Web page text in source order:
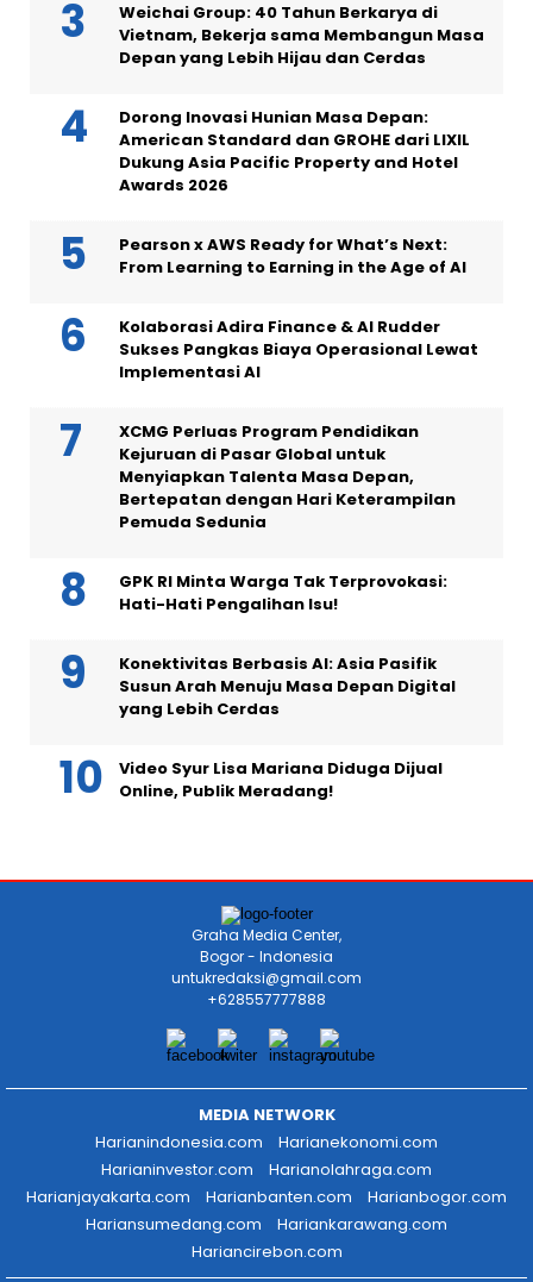
Weichai Group: 40 Tahun Berkarya di
Vietnam, Bekerja sama Membangun Masa
Depan yang Lebih Hijau dan Cerdas
Dorong Inovasi Hunian Masa Depan:
American Standard dan GROHE dari LIXIL
Dukung Asia Pacific Property and Hotel
Awards 2026
Pearson x AWS Ready for What’s Next:
From Learning to Earning in the Age of AI
Kolaborasi Adira Finance & AI Rudder
Sukses Pangkas Biaya Operasional Lewat
Implementasi AI
XCMG Perluas Program Pendidikan
Kejuruan di Pasar Global untuk
Menyiapkan Talenta Masa Depan,
Bertepatan dengan Hari Keterampilan
Pemuda Sedunia
GPK RI Minta Warga Tak Terprovokasi:
Hati-Hati Pengalihan Isu!
Konektivitas Berbasis AI: Asia Pasifik
Susun Arah Menuju Masa Depan Digital
yang Lebih Cerdas
Video Syur Lisa Mariana Diduga Dijual
Online, Publik Meradang!
Graha Media Center,
Bogor - Indonesia
untukredaksi@gmail.com
+628557777888
MEDIA NETWORK
Harianindonesia.com
Harianekonomi.com
Harianinvestor.com
Harianolahraga.com
Harianjayakarta.com
Harianbanten.com
Harianbogor.com
Hariansumedang.com
Hariankarawang.com
Hariancirebon.com